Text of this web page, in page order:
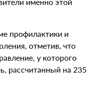
профилактики и
отметив, что
у которого
рассчитанный на 235